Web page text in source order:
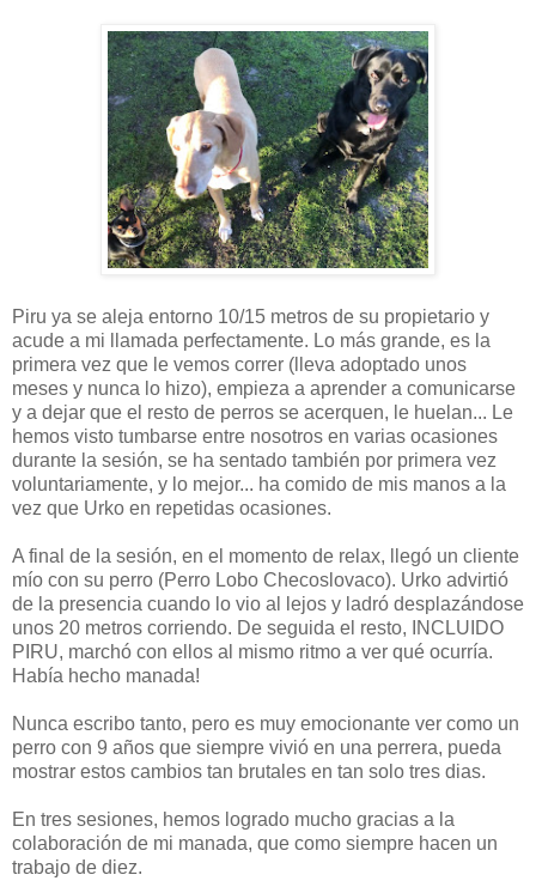
Piru ya se aleja entorno 10/15 metros de su propietario y
acude a mi llamada perfectamente. Lo más grande, es la
primera vez que le vemos correr (lleva adoptado unos
meses y nunca lo hizo), empieza a aprender a comunicarse
y a dejar que el resto de perros se acerquen, le huelan... Le
hemos visto tumbarse entre nosotros en varias ocasiones
durante la sesión, se ha sentado también por primera vez
voluntariamente, y lo mejor... ha comido de mis manos a la
vez que Urko en repetidas ocasiones.
A final de la sesión, en el momento de relax, llegó un cliente
mío con su perro (Perro Lobo Checoslovaco). Urko advirtió
de la presencia cuando lo vio al lejos y ladró desplazándose
unos 20 metros corriendo. De seguida el resto, INCLUIDO
PIRU, marchó con ellos al mismo ritmo a ver qué ocurría.
Había hecho manada!
Nunca escribo tanto, pero es muy emocionante ver como un
perro con 9 años que siempre vivió en una perrera, pueda
mostrar estos cambios tan brutales en tan solo tres dias.
En tres sesiones, hemos logrado mucho gracias a la
colaboración de mi manada, que como siempre hacen un
trabajo de diez.